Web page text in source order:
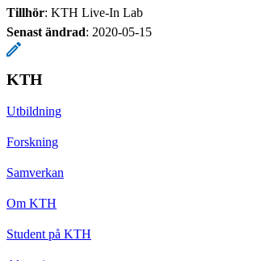
Tillhör: KTH Live-In Lab
Senast ändrad: 2020-05-15
KTH
Utbildning
Forskning
Samverkan
Om KTH
Student på KTH